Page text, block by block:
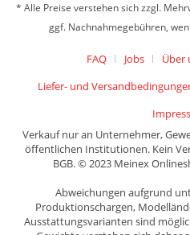
* Alle Preise verstehen sich zzgl.
ggf. Nachnahmegebühren,
FAQ Jobs Über
Liefer- und
Verkauf nur an Unternehmer,
öffentlichen Institutionen. Kein
BGB. © 2023 Meinex
Abweichungen aufgrund
Produktionschargen,
Ausstattungsvarianten sind